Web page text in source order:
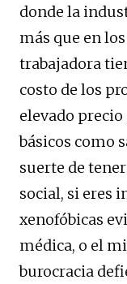
donde la
más que en
trabajadora
costo de los
elevado precio
básicos como
suerte de
social, si eres
xenofóbicas
médica, o el
burocracia